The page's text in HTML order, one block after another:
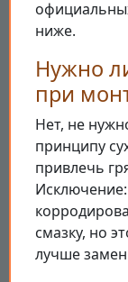
ниже.
Нужно
при
Нет, не
принципу
привлечь
смазку, но
лучше